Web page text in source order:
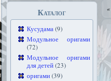
Каталог
Кусудама(9)
Модульное оригами
(72)
Модульное оригами
для детей(23)
оригами(39)
«